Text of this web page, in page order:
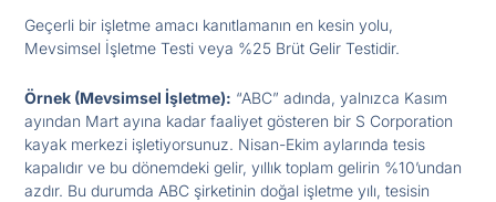
Geçerli bir işletme amacı kanıtlamanın en kesin yolu,
Mevsimsel İşletme Testi veya %25 Brüt Gelir Testidir.
Örnek (Mevsimsel İşletme): “ABC” adında, yalnızca Kasım
ayından Mart ayına kadar faaliyet gösteren bir S Corporation
kayak merkezi işletiyorsunuz. Nisan-Ekim aylarında tesis
kapalıdır ve bu dönemdeki gelir, yıllık toplam gelirin %10’undan
azdır. Bu durumda ABC şirketinin doğal işletme yılı, tesisin